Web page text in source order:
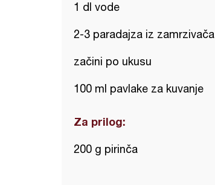
1 dl vode
2-3 paradajza iz zamrzivača
začini po ukusu
100 ml pavlake za kuvanje
Za prilog:
200 g pirinča